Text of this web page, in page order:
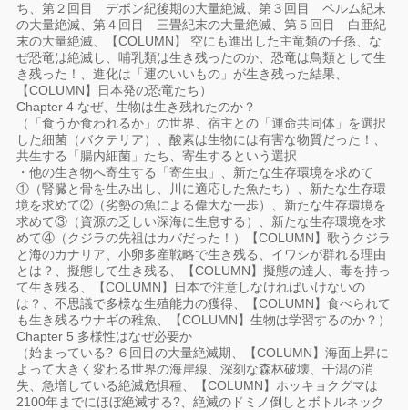
ち、第２回目 デボン紀後期の大量絶滅、第３回目 ペルム紀末
の大量絶滅、第４回目 三畳紀末の大量絶滅、第５回目 白亜紀
末の大量絶滅、【COLUMN】 空にも進出した主竜類の子孫、な
ぜ恐竜は絶滅し、哺乳類は生き残ったのか、恐竜は鳥類として生
き残った！、進化は「運のいいもの」が生き残った結果、
【COLUMN】日本発の恐竜たち）
Chapter 4 なぜ、生物は生き残れたのか？
（「食うか食われるか」の世界、宿主との「運命共同体」を選択
した細菌（バクテリア）、酸素は生物には有害な物質だった！、
共生する「腸内細菌」たち、寄生するという選択
・他の生き物へ寄生する「寄生虫」、新たな生存環境を求めて
①（腎臓と骨を生み出し、川に適応した魚たち）、新たな生存環
境を求めて②（劣勢の魚による偉大な一歩）、新たな生存環境を
求めて③（資源の乏しい深海に生息する）、新たな生存環境を求
めて④（クジラの先祖はカバだった！）【COLUMN】歌うクジラ
と海のカナリア、小卵多産戦略で生き残る、イワシが群れる理由
とは？、擬態して生き残る、【COLUMN】擬態の達人、毒を持っ
て生き残る、【COLUMN】日本で注意しなければいけないの
は？、不思議で多様な生殖能力の獲得、【COLUMN】食べられて
も生き残るウナギの稚魚、【COLUMN】生物は学習するのか？）
Chapter 5 多様性はなぜ必要か
（始まっている? ６回目の大量絶滅期、【COLUMN】海面上昇に
よって大きく変わる世界の海岸線、深刻な森林破壊、干潟の消
失、急増している絶滅危惧種、【COLUMN】ホッキョクグマは
2100年までにほぼ絶滅する?、絶滅のドミノ倒しとボトルネック